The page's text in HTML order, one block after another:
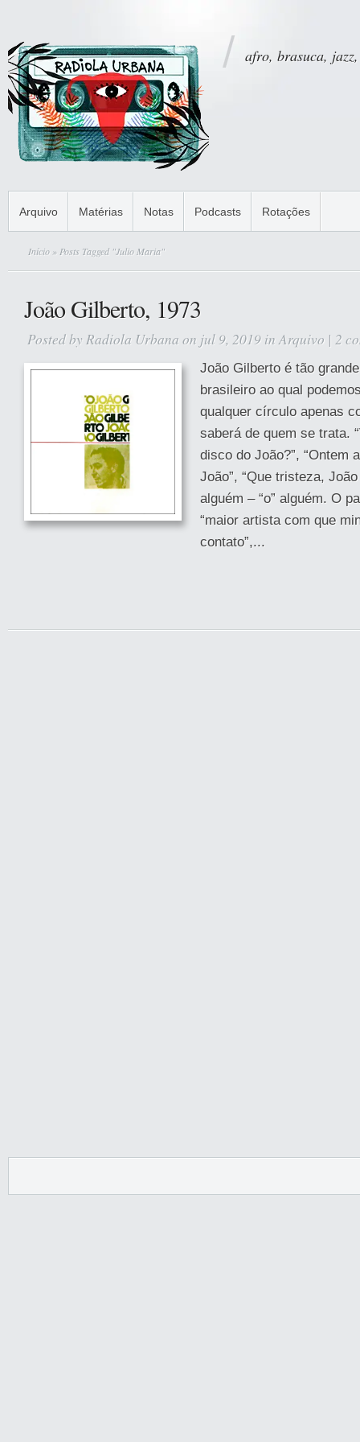
afro, brasuca,
Arquivo Matérias Notas Podcasts Rotações
Início » Posts Tagged "Julio Maria"
João Gilberto, 1973
Posted by Radiola Urbana on jul 9, 2019 inArquivo | 2
João Gilberto é tão
brasileiro ao qual
qualquer círculo apenas
saberá de quem se trata.
disco do João?”, “Ontem
João”, “Que tristeza,
alguém – “o” alguém. O
“maior artista com que
contato”,...